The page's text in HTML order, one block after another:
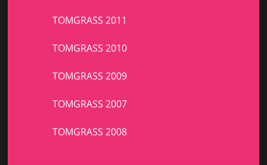
TOMGRASS 2011
TOMGRASS 2010
TOMGRASS 2009
TOMGRASS 2007
TOMGRASS 2008